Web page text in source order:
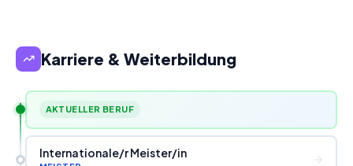
Karriere & Weiterbildung
AKTUELLER BERUF
Internationale/r Meister/in